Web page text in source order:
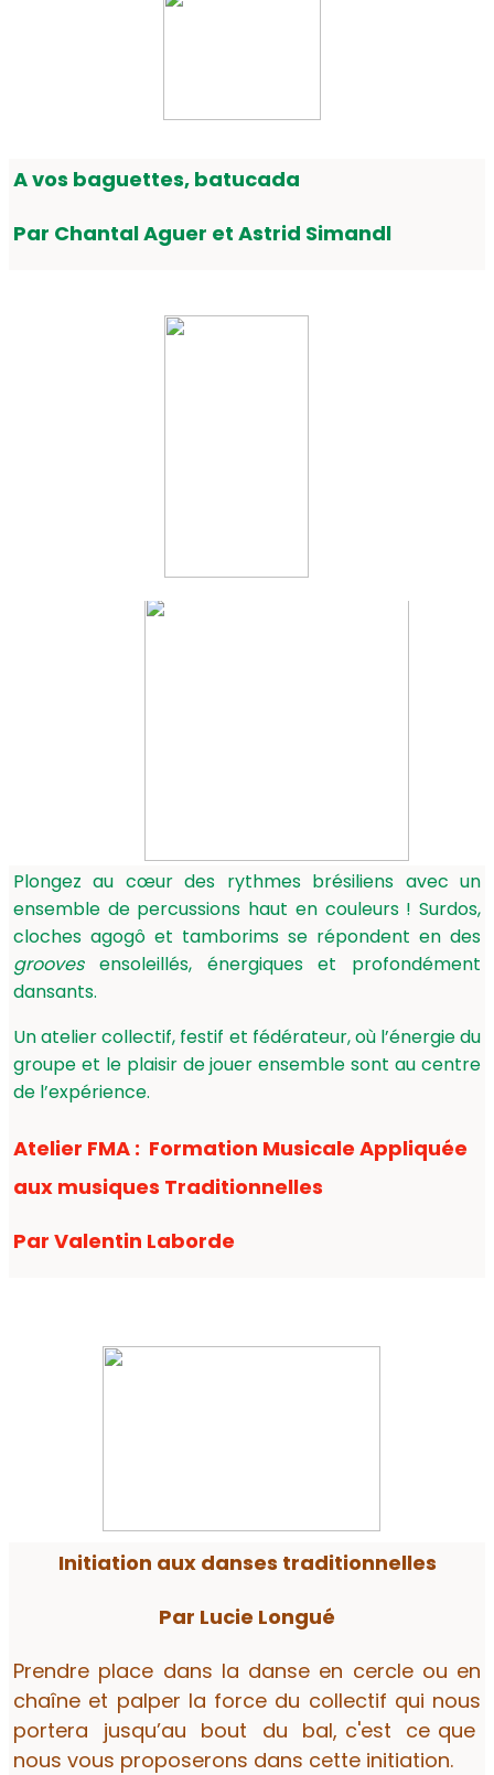
A vos baguettes, batucada
Par Chantal Aguer et Astrid Simandl
Plongez au cœur des rythmes brésiliens avec un
ensemble de percussions haut en couleurs ! Surdos,
cloches agogô et tamborims se répondent en des
groovesensoleillés, énergiques et profondément
dansants.
Un atelier collectif, festif et fédérateur, où l’énergie du
groupe et le plaisir de jouer ensemble sont au centre
de l’expérience.
Atelier FMA : Formation Musicale Appliquée
aux musiques Traditionnelles
Par Valentin Laborde
Initiation aux danses traditionnelles
Par Lucie Longué
Prendre place dans la danse en cercle ou en
chaîne et palper la force du collectif qui nous
portera jusqu’au bout du bal, c'est ce que
nous vous proposerons dans cette initiation.